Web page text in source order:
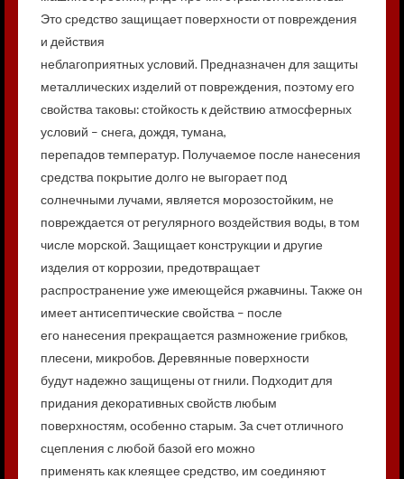
Это средство защищает поверхности от повреждения
и действия
неблагоприятных условий. Предназначен для защиты
металлических изделий от повреждения, поэтому его
свойства таковы: стойкость к действию атмосферных
условий – снега, дождя, тумана,
перепадов температур. Получаемое после нанесения
средства покрытие долго не выгорает под
солнечными лучами, является морозостойким, не
повреждается от регулярного воздействия воды, в том
числе морской. Защищает конструкции и другие
изделия от коррозии, предотвращает
распространение уже имеющейся ржавчины. Также он
имеет антисептические свойства – после
его нанесения прекращается размножение грибков,
плесени, микробов. Деревянные поверхности
будут надежно защищены от гнили. Подходит для
придания декоративных свойств любым
поверхностям, особенно старым. За счет отличного
сцепления с любой базой его можно
применять как клеящее средство, им соединяют